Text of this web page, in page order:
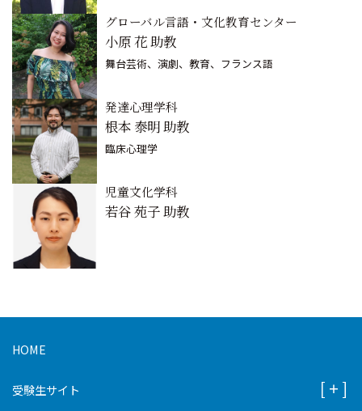
グローバル言語・文化教育センター
小原 花 助教
舞台芸術、演劇、教育、フランス語
発達心理学科
根本 泰明 助教
臨床心理学
児童文化学科
若谷 苑子 助教
HOME
受験生サイト